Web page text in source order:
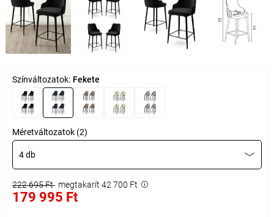
Színváltozatok: Fekete
Méretváltozatok (2)
4 db
222 695 Ft megtakarít 42 700 Ft
179 995 Ft